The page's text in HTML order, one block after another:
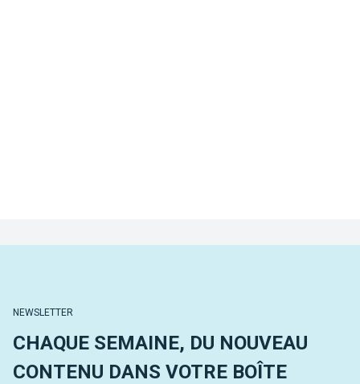
NEWSLETTER
CHAQUE SEMAINE, DU NOUVEAU
CONTENU DANS VOTRE BOÎTE